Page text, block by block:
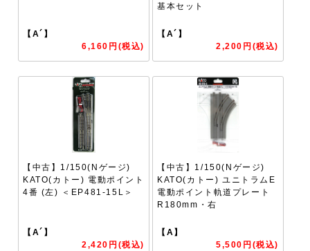
【A´】
6,160円(税込)
基本セット
【A´】
2,200円(税込)
【中古】1/150(Nゲージ)
KATO(カトー) 電動ポイント
4番 (左) ＜EP481-15L＞
【A´】
2,420円(税込)
【中古】1/150(Nゲージ)
KATO(カトー) ユニトラムE
電動ポイント軌道プレート
R180mm・右
【A】
5,500円(税込)